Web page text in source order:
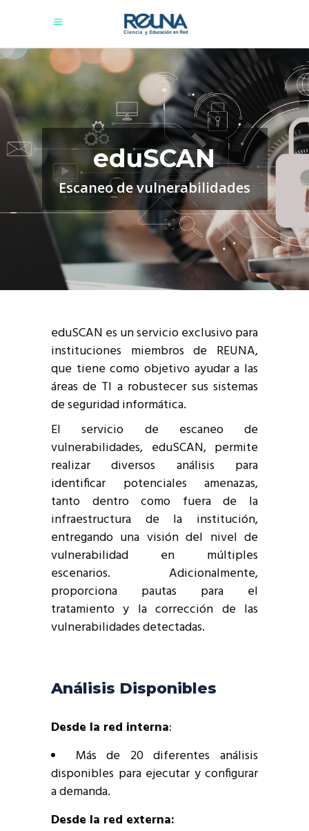
Escaneo de vulnerabilidades
eduSCAN
eduSCAN es un servicio exclusivo para
instituciones miembros de REUNA,
que tiene como objetivo ayudar a las
áreas de TI a robustecer sus sistemas
de seguridad informática.
El servicio de escaneo de
vulnerabilidades, eduSCAN, permite
realizar diversos análisis para
identificar potenciales amenazas,
tanto dentro como fuera de la
infraestructura de la institución,
entregando una visión del nivel de
vulnerabilidad en múltiples
escenarios. Adicionalmente,
proporciona pautas para el
tratamiento y la corrección de las
vulnerabilidades detectadas.
Análisis Disponibles
Desde la red interna:
Más de 20 diferentes análisis
disponibles para ejecutar y configurar
a demanda.
Desde la red externa: